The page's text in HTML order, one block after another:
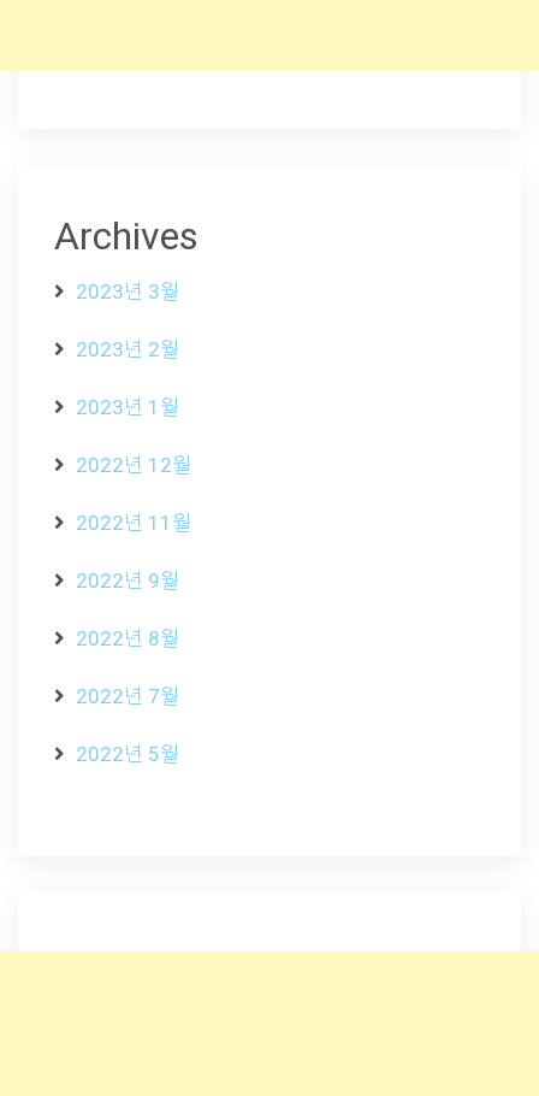
Archives
2023년 3월
2023년 2월
2023년 1월
2022년 12월
2022년 11월
2022년 9월
2022년 8월
2022년 7월
2022년 5월